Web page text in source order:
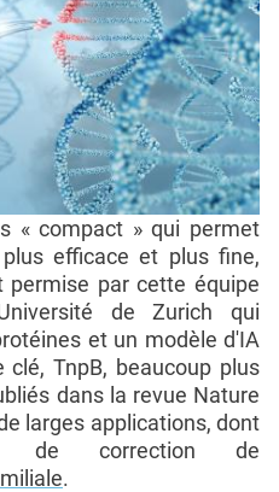
« compact » qui permet
plus efficace et plus fine,
permise par cette équipe
de Zurich qui
et un modèle d'IA
TnpB, beaucoup plus
dans la revue Nature
larges applications, dont
de correction de
.